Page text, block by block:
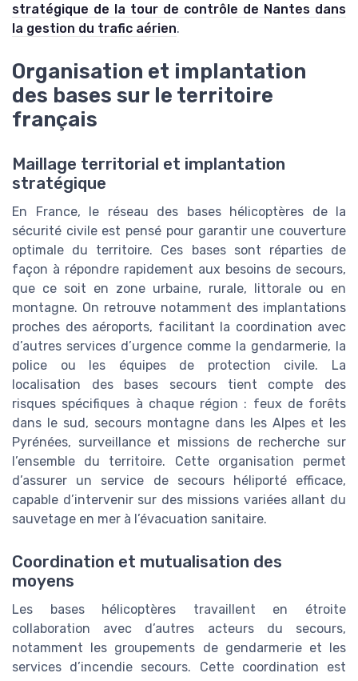
stratégique de la tour de contrôle de Nantes dans
la gestion du trafic aérien.
Organisation et implantation
des bases sur le territoire
français
Maillage territorial et implantation
stratégique
En France, le réseau des bases hélicoptères de la
sécurité civile est pensé pour garantir une couverture
optimale du territoire. Ces bases sont réparties de
façon à répondre rapidement aux besoins de secours,
que ce soit en zone urbaine, rurale, littorale ou en
montagne. On retrouve notamment des implantations
proches des aéroports, facilitant la coordination avec
d’autres services d’urgence comme la gendarmerie, la
police ou les équipes de protection civile. La
localisation des bases secours tient compte des
risques spécifiques à chaque région : feux de forêts
dans le sud, secours montagne dans les Alpes et les
Pyrénées, surveillance et missions de recherche sur
l’ensemble du territoire. Cette organisation permet
d’assurer un service de secours héliporté efficace,
capable d’intervenir sur des missions variées allant du
sauvetage en mer à l’évacuation sanitaire.
Coordination et mutualisation des
moyens
Les bases hélicoptères travaillent en étroite
collaboration avec d’autres acteurs du secours,
notamment les groupements de gendarmerie et les
services d’incendie secours. Cette coordination est